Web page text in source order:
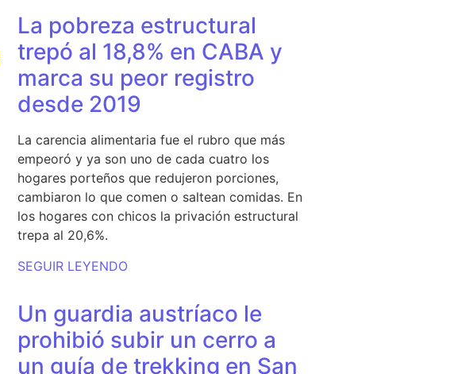
La pobreza estructural
trepó al 18,8% en CABA y
marca su peor registro
desde 2019
La carencia alimentaria fue el rubro que más
empeoró y ya son uno de cada cuatro los
hogares porteños que redujeron porciones,
cambiaron lo que comen o saltean comidas. En
los hogares con chicos la privación estructural
trepa al 20,6%.
SEGUIR LEYENDO
Un guardia austríaco le
prohibió subir un cerro a
un guía de trekking en San